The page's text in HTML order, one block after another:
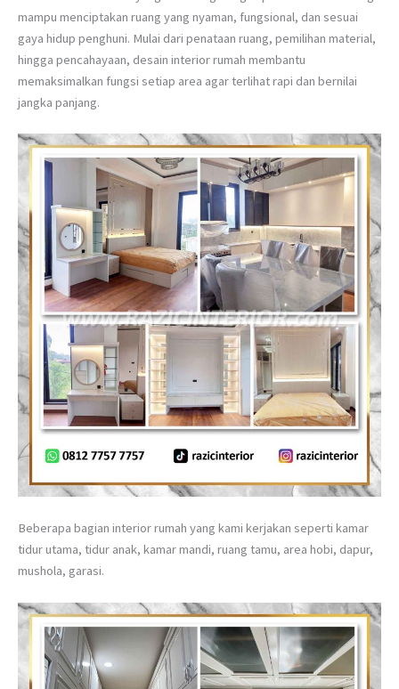
mampu menciptakan ruang yang nyaman, fungsional, dan sesuai
gaya hidup penghuni. Mulai dari penataan ruang, pemilihan material,
hingga pencahayaan, desain interior rumah membantu
memaksimalkan fungsi setiap area agar terlihat rapi dan bernilai
jangka panjang.
Beberapa bagian interior rumah yang kami kerjakan seperti kamar
tidur utama, tidur anak, kamar mandi, ruang tamu, area hobi, dapur,
mushola, garasi.